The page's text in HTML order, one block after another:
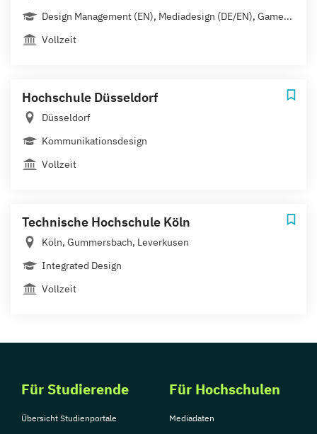
Design Management (EN), Mediadesign (DE/EN), Game...
Vollzeit
Hochschule Düsseldorf
Düsseldorf
Kommunikationsdesign
Vollzeit
Technische Hochschule Köln
Köln, Gummersbach, Leverkusen
Integrated Design
Vollzeit
Für Studierende
Übersicht Studienportale
Für Hochschulen
Mediadaten